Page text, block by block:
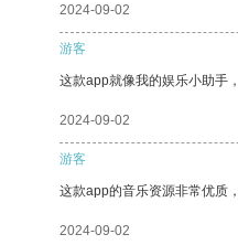
2024-09-02
游客
这款app就像我的娱乐小助手
2024-09-02
游客
这款app的音乐资源非常优质
2024-09-02